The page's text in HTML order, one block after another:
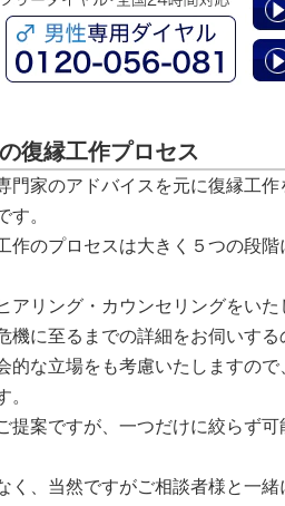
復縁工作プロセス
門家のアドバイスを元に復縁工
す。
作のプロセスは大きく５つの段階
アリング・カウンセリングをいた
に至るまでの詳細をお伺いする
的な立場をも考慮いたしますの
。
提案ですが、一つだけに絞らず
く、当然ですがご相談者様と一